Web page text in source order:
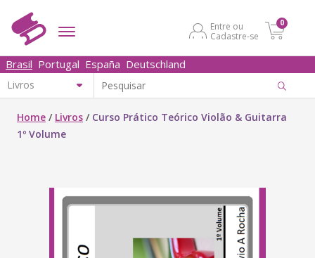
Entre ou
Cadastre-se
0
Brasil Portugal España Deutschland
Home / Livros / Curso Prático Teórico Violão & Guitarra
1º Volume